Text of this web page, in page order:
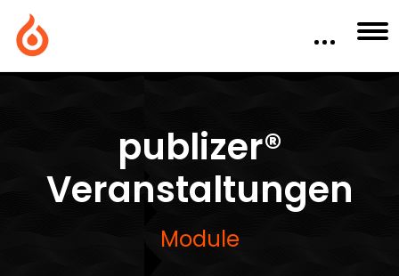
publizer®
Veranstaltungen
Module